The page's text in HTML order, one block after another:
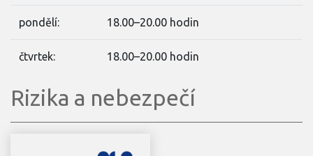
pondělí: 18.00–20.00 hodin
čtvrtek: 18.00–20.00 hodin
Rizika a nebezpečí